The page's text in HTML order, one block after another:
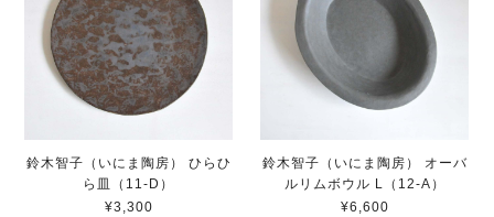
鈴木智子（いにま陶房） ひらひ
ら皿（11-D）
¥3,300
鈴木智子（いにま陶房） オーバ
ルリムボウル L（12-A）
¥6,600